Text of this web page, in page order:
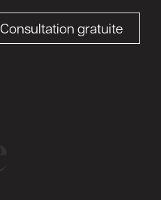
Consultation gratuite